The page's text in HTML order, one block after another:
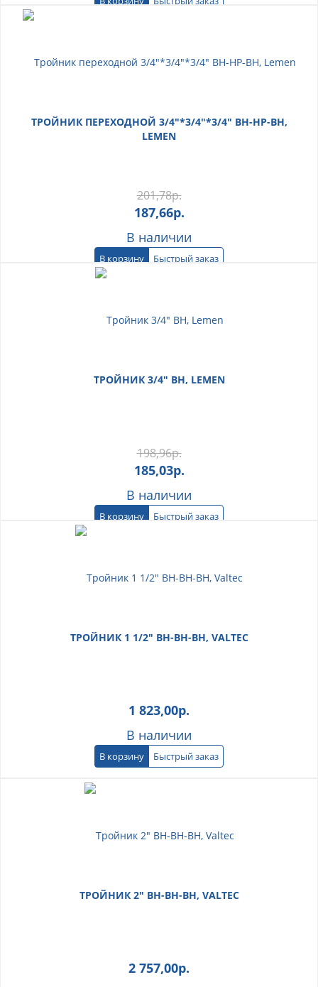
ТРОЙНИК ПЕРЕХОДНОЙ 3/4"*3/4"*3/4" ВН-НР-ВН,
LEMEN
201,78р.
187,66р.
В наличии
В корзину Быстрый заказ
ТРОЙНИК 3/4" ВН, LEMEN
198,96р.
185,03р.
В наличии
В корзину Быстрый заказ
ТРОЙНИК 1 1/2" ВН-ВН-ВН, VALTEC
1 823,00р.
В наличии
В корзину Быстрый заказ
ТРОЙНИК 2" ВН-ВН-ВН, VALTEC
2 757,00р.